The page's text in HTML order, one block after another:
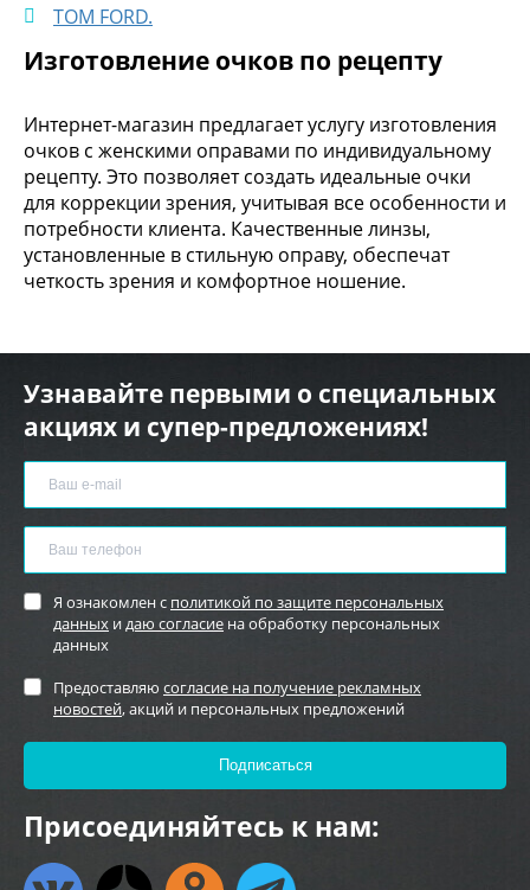
TOM FORD.
Изготовление очков по рецепту
Интернет-магазин предлагает услугу изготовления
очков с женскими оправами по индивидуальному
рецепту. Это позволяет создать идеальные очки
для коррекции зрения, учитывая все особенности и
потребности клиента. Качественные линзы,
установленные в стильную оправу, обеспечат
четкость зрения и комфортное ношение.
Узнавайте первыми о специальных
акциях и супер-предложениях!
Я ознакомлен с политикой по защите персональных
данных идаю согласие на обработку персональных
данных
Предоставляю согласие на получение рекламных
новостей, акций и персональных предложений
Присоединяйтесь к нам: